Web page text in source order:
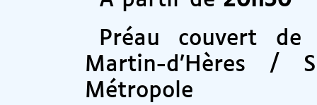
Préau couvert de
Martin-d’Hères /
Métropole